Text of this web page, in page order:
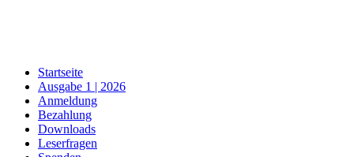
Startseite
Ausgabe 1 | 2026
Anmeldung
Bezahlung
Downloads
Leserfragen